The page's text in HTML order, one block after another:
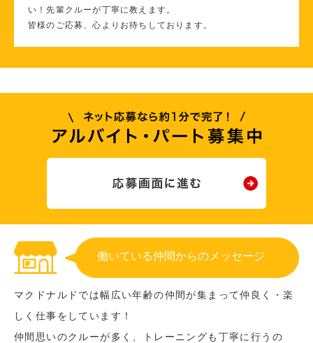
い！先輩クルーが丁寧に教えます。
皆様のご応募、心よりお待ちしております。
働いている仲間からのメッセージ
マクドナルドでは幅広い年齢の仲間が集まって仲良く・楽
しく仕事をしています！
仲間思いのクルーが多く、トレーニングも丁寧に行うの